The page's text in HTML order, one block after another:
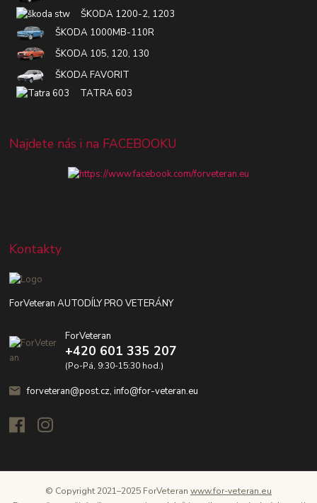
ŠKODA 1200-2, 1203
ŠKODA 1000MB-110R
ŠKODA 105, 120, 130
ŠKODA FAVORIT
TATRA 603
Najdete nás i na FACEBOOKU
Kontakty
ForVeteran AUTODÍLY PRO VETERÁNY
ForVeteran
+420 601 335 207
(Po-Pá, 9:30-15:30 hod.)
forveteran@post.cz, info@for-veteran.eu
© Copyright 2021–2025 ForVeteran www.for-veteran.eu